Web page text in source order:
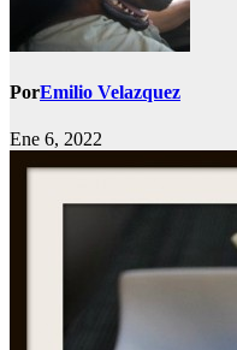
PorEmilio Velazquez
Ene 6, 2022